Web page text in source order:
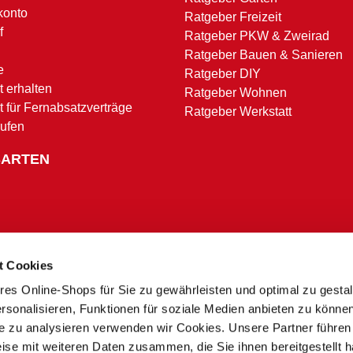
Cookies
Online-Shops für Sie zu gewährleisten und optimal zu
Funktionen für soziale Medien anbieten zu
zu analysieren verwenden wir Cookies. Unsere Partner
mit weiteren Daten zusammen, die Sie ihnen bereitgestellt
erhalten
für Fernabsatzverträge
Ratgeber Freizeit
Ratgeber PKW & Zweirad
Ratgeber Bauen & Sanieren
Ratgeber DIY
Ratgeber Wohnen
Ratgeber Werkstatt